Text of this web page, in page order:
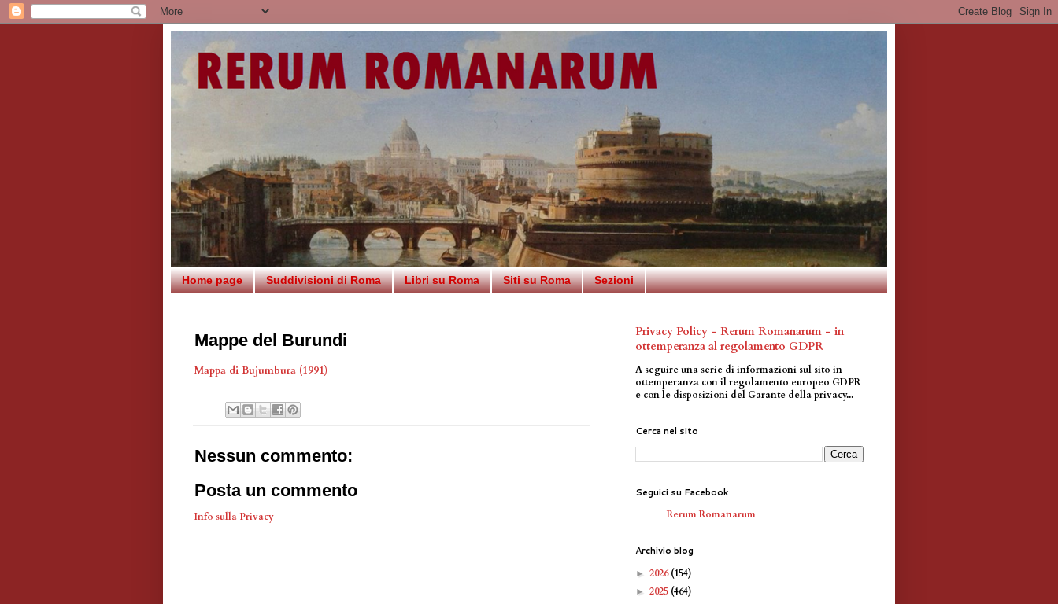
Home page Suddivisioni di Roma Libri su Roma Siti su Roma Sezioni
Mappe del Burundi
Mappa di Bujumbura (1991)
Nessun commento:
Posta un commento
Info sulla Privacy
Privacy Policy - Rerum Romanarum - in
ottemperanza al regolamento GDPR
A seguire una serie di informazioni sul sito in
ottemperanza con il regolamento europeo GDPR
e con le disposizioni del Garante della privacy...
Cerca nel sito
Seguici su Facebook
Rerum Romanarum
Archivio blog
► 2026(154)
► 2025 (464)